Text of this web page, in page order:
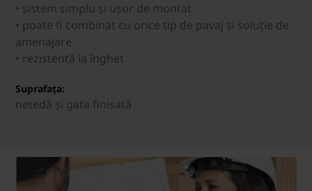
• sistem simplu și ușor de montat
• poate fi combinat cu orice tip de pavaj şi soluție de
amenajare
• rezistență la îngheț
Suprafața:
netedă și gata finisată